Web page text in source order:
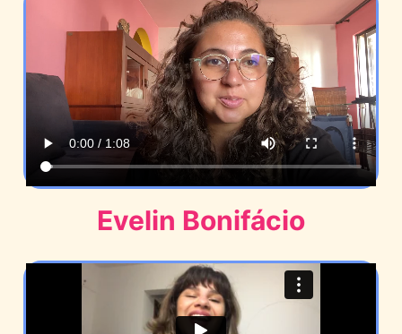
Evelin Bonifácio